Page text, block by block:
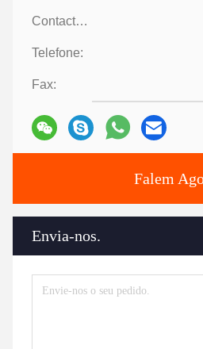
Contactos:
Telefone:
Fax:
Falem
Envia-nos.